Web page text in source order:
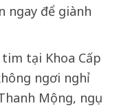
ngay để giành
tại Khoa Cấp
ngơi nghỉ
Mộng, ngụ